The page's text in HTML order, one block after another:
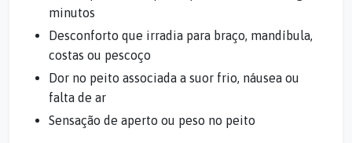
minutos
Desconforto que irradia para braço, mandíbula,
costas ou pescoço
Dor no peito associada a suor frio, náusea ou
falta de ar
Sensação de aperto ou peso no peito